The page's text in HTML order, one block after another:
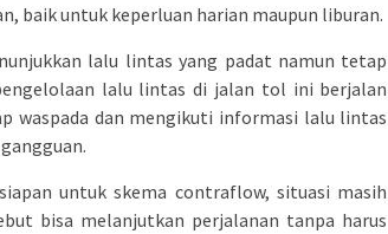
baik untuk keperluan harian maupun liburan.
lalu lintas yang padat namun tetap
lalu lintas di jalan tol ini berjalan
waspada dan mengikuti informasi lalu lintas
untuk skema contraflow, situasi masih
bisa melanjutkan perjalanan tanpa harus